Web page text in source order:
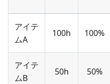
アイテ
ムA
100h 100%
アイテ
ムB
50h 50%